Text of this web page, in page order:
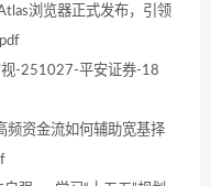
浏览器正式发布，引领
-251027-平安证券-18
资金流如何辅助宽基择